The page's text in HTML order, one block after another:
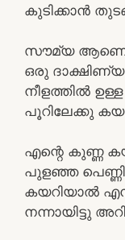
കുടിക്കാൻ
സൗമ്യ
ഒരു
നീളത്തിൽ
പൂറിലേക്കു
എന്റെ കുണ്ണ
പുളഞ്ഞ
കയറിയാൽ
നന്നായിട്ടു